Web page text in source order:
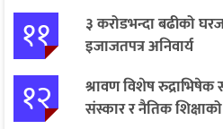
११
३ करोडभन्दा बढीको
इजाजतपत्र अनिवार्य
१२
श्रावण विशेष
संस्कार र नैतिक